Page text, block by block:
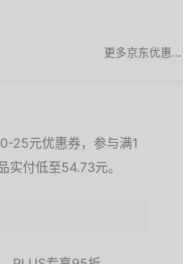
更多京东优惠...
25元优惠券，参与满1
付低至54.73元。